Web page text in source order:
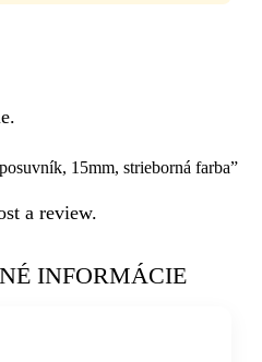
15mm, strieborná farba”
a review.
INFORMÁCIE